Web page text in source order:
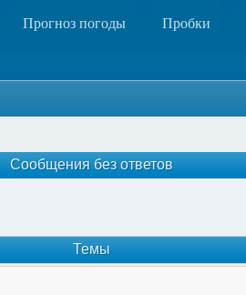
Прогноз погоды Пробки
Сообщения без ответов
Темы